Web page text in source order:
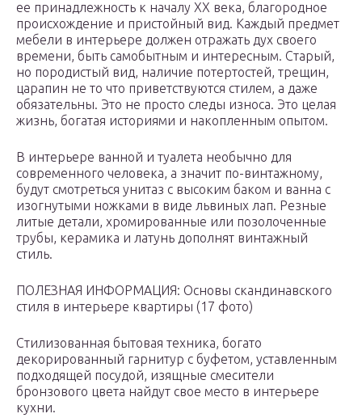
ее принадлежность к началу ХХ века, благородное
происхождение и пристойный вид. Каждый предмет
мебели в интерьере должен отражать дух своего
времени, быть самобытным и интересным. Старый,
но породистый вид, наличие потертостей, трещин,
царапин не то что приветствуются стилем, а даже
обязательны. Это не просто следы износа. Это целая
жизнь, богатая историями и накопленным опытом.
В интерьере ванной и туалета необычно для
современного человека, а значит по-винтажному,
будут смотреться унитаз с высоким баком и ванна с
изогнутыми ножками в виде львиных лап. Резные
литые детали, хромированные или позолоченные
трубы, керамика и латунь дополнят винтажный
стиль.
ПОЛЕЗНАЯ ИНФОРМАЦИЯ: Основы скандинавского
стиля в интерьере квартиры (17 фото)
Стилизованная бытовая техника, богато
декорированный гарнитур с буфетом, уставленным
подходящей посудой, изящные смесители
бронзового цвета найдут свое место в интерьере
кухни.